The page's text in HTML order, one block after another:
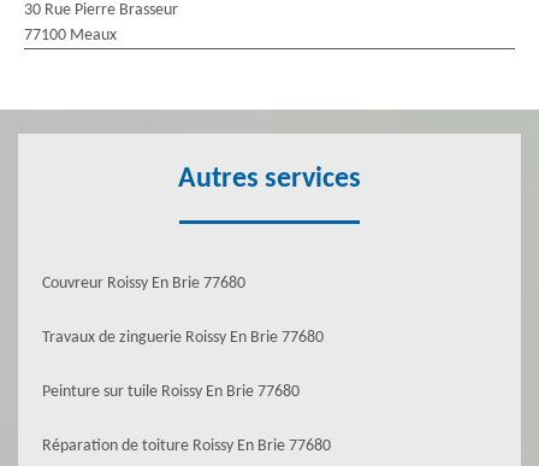
30 Rue Pierre Brasseur
77100 Meaux
Autres services
Couvreur Roissy En Brie 77680
Travaux de zinguerie Roissy En Brie 77680
Peinture sur tuile Roissy En Brie 77680
Réparation de toiture Roissy En Brie 77680